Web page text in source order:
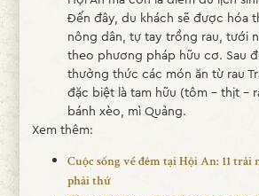
Đến đây, du khách sẽ được hóa
nông dân, tự tay trồng rau, tưới
theo phương pháp hữu cơ. Sau
thưởng thức các món ăn từ rau
đặc biệt là tam hữu (tôm – thịt –
bánh xèo, mì Quảng.
Xem thêm:
Cuộc sống về đêm tại Hội An: 11
phải thử